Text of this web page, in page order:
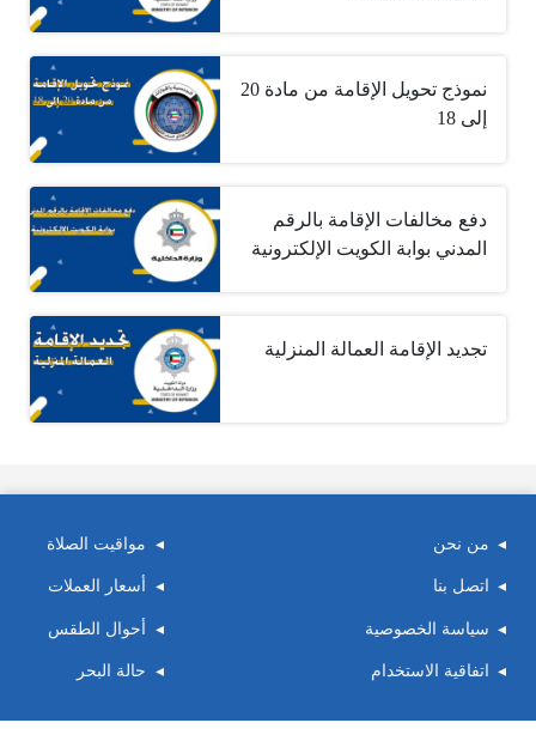
نموذج تحويل الإقامة من مادة 20
إلى 18
دفع مخالفات الإقامة بالرقم
المدني بوابة الكويت الإلكترونية
تجديد الإقامة العمالة المنزلية
من نحن
اتصل بنا
سياسة الخصوصية
اتفاقية الاستخدام
مواقيت الصلاة
أسعار العملات
أحوال الطقس
حالة البحر